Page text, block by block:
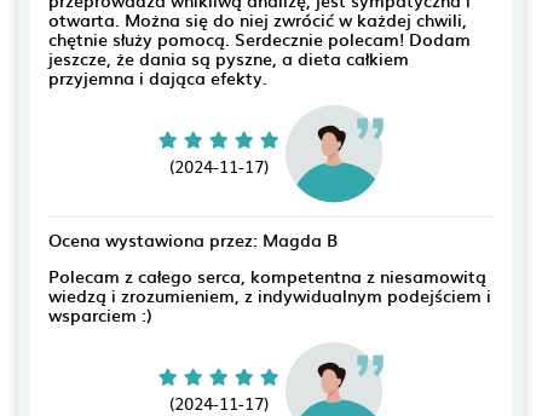
otwarta. Można się do niej zwrócić w każdej chwili,
chętnie służy pomocą. Serdecznie polecam! Dodam
jeszcze, że dania są pyszne, a dieta całkiem
przyjemna i dająca efekty.
(2024-11-17)
Ocena wystawiona przez: Magda B
Polecam z całego serca, kompetentna z niesamowitą
wiedzą i zrozumieniem, z indywidualnym podejściem i
wsparciem :)
(2024-11-17)